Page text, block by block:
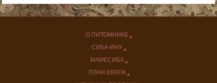
О ПИТОМНИКЕ
СИБА-ИНУ
МАМЕСИБА
ПЛАН ВЯЗОК